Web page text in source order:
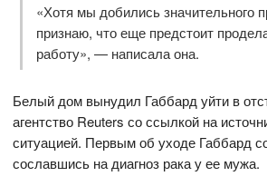
«Хотя мы добились значительного
признаю, что еще предстоит
работу», — написала она.
Белый дом вынудил Габбард уйти в
агентство Reuters со ссылкой на
ситуацией. Первым об уходе Габбард
сославшись на диагноз рака у ее мужа.